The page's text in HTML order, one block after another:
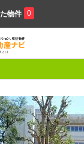
物件 0